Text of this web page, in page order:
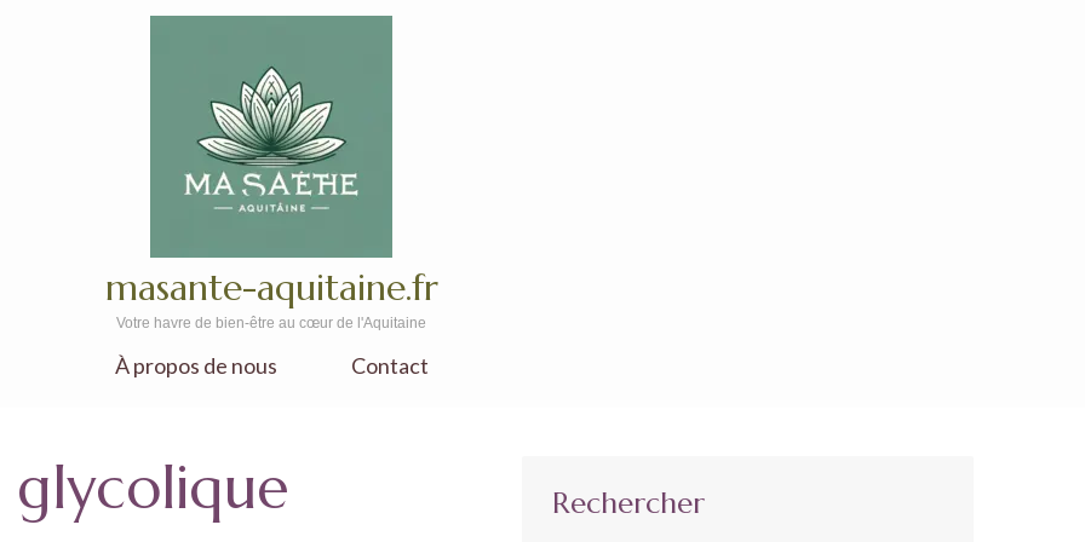
masante-aquitaine.fr
Votre havre de bien-être au cœur de l'Aquitaine
À propos de nous Contact
glycolique Rechercher